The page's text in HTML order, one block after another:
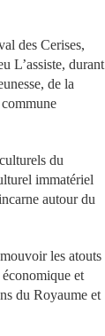
des Cerises,
L’assiste, durant
de la
du
immatériel
autour du
les atouts
et
du Royaume et